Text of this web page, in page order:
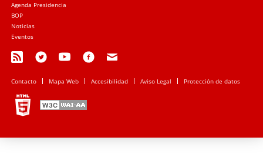
Agenda Presidencia
BOP
Noticias
Eventos
Contacto Mapa Web Accesibilidad Aviso Legal Protección de datos